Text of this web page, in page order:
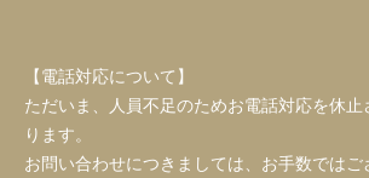
【電話対応について】
ただいま、人員不足のためお電話対応を休止
ります。
お問い合わせにつきましては、お手数では